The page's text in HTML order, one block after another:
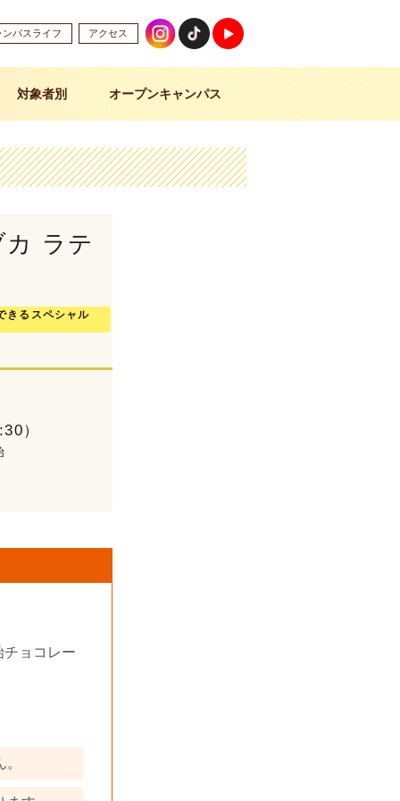
ンパスライフ アクセス
対象者別 オープンキャンパス
ラテ
きるスペシャル
）
ョコレー